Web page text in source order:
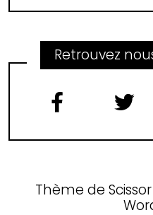
Retrouvez
Thème de